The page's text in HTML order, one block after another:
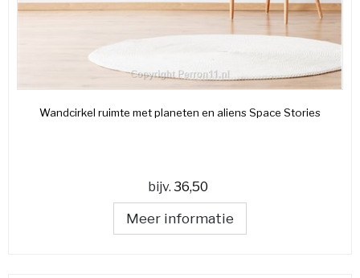
Wandcirkel ruimte met planeten en aliens Space Stories
bijv. 36,50
Meer informatie